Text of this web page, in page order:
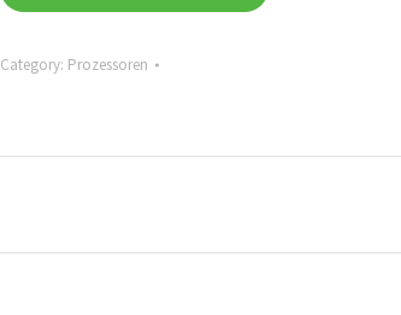
Category: Prozessoren